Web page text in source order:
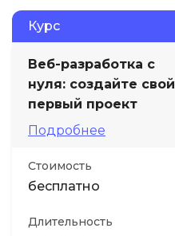
Курс
Веб-разработка с
нуля: создайте свой
первый проект
Подробнее
Стоимость
бесплатно
Длительность